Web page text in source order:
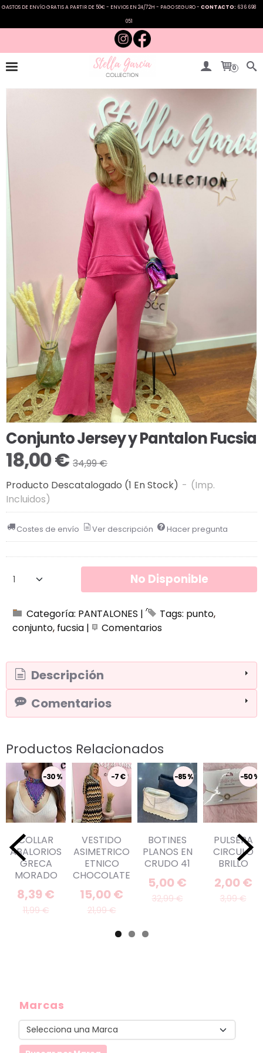
GASTOS DE ENVÍO GRATIS A PARTIR DE 50€ - ENVIOS EN 24/72H - PAGO SEGURO - CONTACTO: 636 698
051
0
Marcas
Conjunto Jersey y Pantalon Fucsia
18,00 € 34,99 €
Producto Descatalogado (1 En Stock) - (Imp.
Incluidos)
Costes de envío Ver descripción Hacer pregunta
No Disponible
Categoría: PANTALONES | Tags: punto
conjunto fucsia | Comentarios
Descripción
Comentarios
Productos Relacionados
-30 %
COLLAR
ABALORIOS
GRECA
MORADO
8,39 €
11,99 €
-7 €
VESTIDO
ASIMETRICO
ETNICO
CHOCOLATE
15,00 €
21,99 €
-85 %
BOTINES
PLANOS EN
CRUDO 41
5,00 €
32,99 €
-50 %
PULSERA
CIRCULO
BRILLO
2,00 €
3,99 €